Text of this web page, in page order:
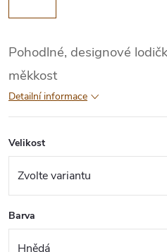
Pohodlné, designové
měkkost
Detailní informace
Velikost
Barva